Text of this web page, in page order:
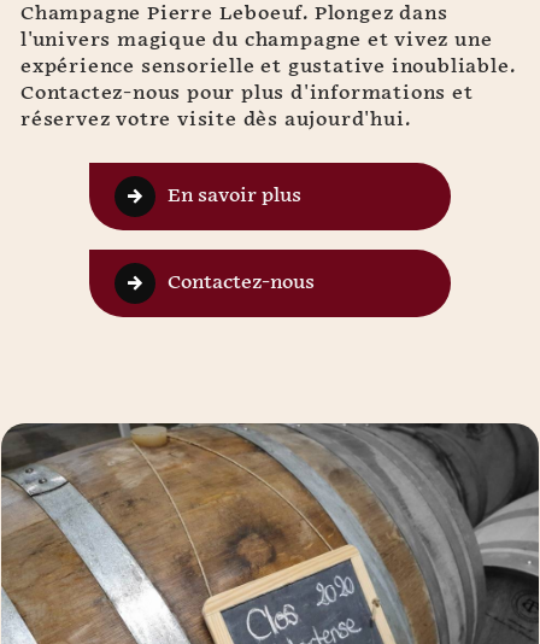
Champagne Pierre Leboeuf. Plongez dans
l'univers magique du champagne et vivez une
expérience sensorielle et gustative inoubliable.
Contactez-nous pour plus d'informations et
réservez votre visite dès aujourd'hui.
En savoir plus
Contactez-nous